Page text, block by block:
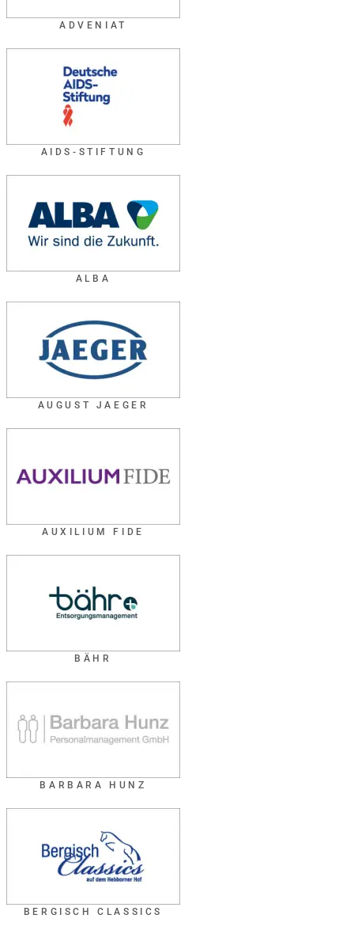
ADVENIAT
AIDS-STIFTUNG
ALBA
AUGUST JAEGER
AUXILIUM FIDE
BÄHR
BARBARA HUNZ
BERGISCH CLASSICS